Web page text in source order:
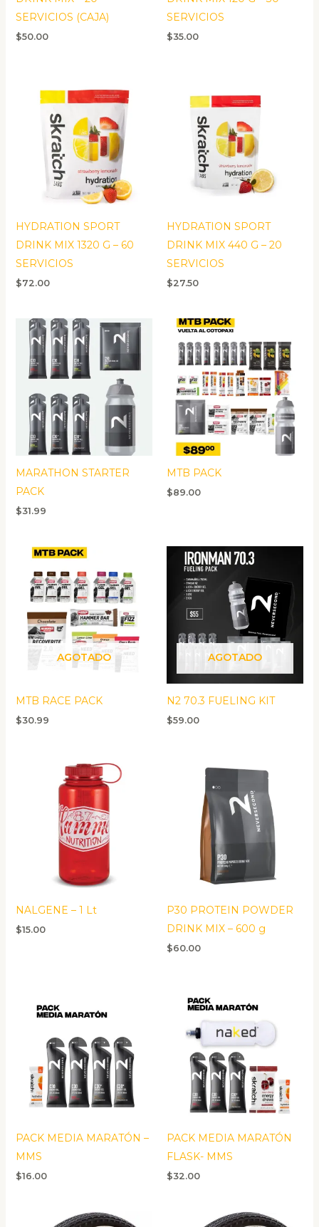
SERVICIOS (CAJA)
$50.00
SERVICIOS
$35.00
HYDRATION SPORT
DRINK MIX 1320 G – 60
SERVICIOS
$72.00
HYDRATION SPORT
DRINK MIX 440 G – 20
SERVICIOS
$27.50
MARATHON STARTER
PACK
$31.99
MTB PACK
$89.00
AGOTADO
MTB RACE PACK
$30.99
AGOTADO
N2 70.3 FUELING KIT
$59.00
NALGENE – 1 Lt
$15.00
P30 PROTEIN POWDER
DRINK MIX – 600 g
$60.00
PACK MEDIA MARATÓN –
MMS
$16.00
PACK MEDIA MARATÓN
FLASK- MMS
$32.00